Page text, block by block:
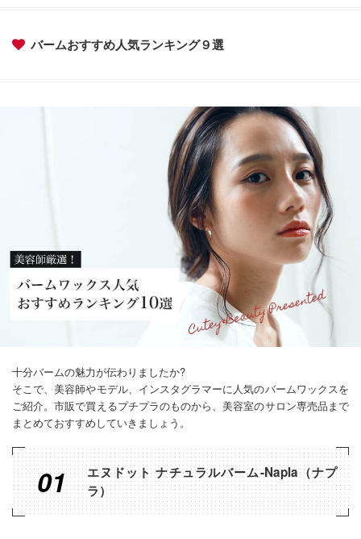
バームおすすめ人気ランキング９選
十分バームの魅力が伝わりましたか?
そこで、美容師やモデル、インスタグラマーに人気のバームワックスを
ご紹介。市販で買えるプチプラのものから、美容室のサロン専売品まで
まとめておすすめしていきましょう。
01
エヌドット ナチュラルバーム-Napla（ナプ
ラ）